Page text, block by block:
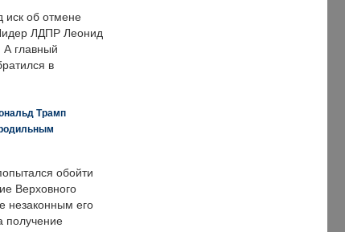
иск об отмене
ЛДПР Леонид
А главный
в
Трамп
обойти
Верховного
незаконным его
получение